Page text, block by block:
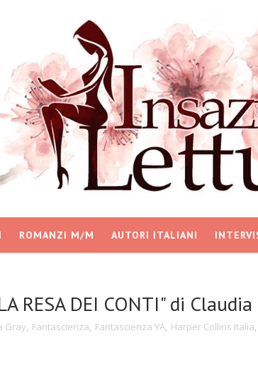
ROMANZI M/M AUTORI ITALIANI
RESA DEI CONTI" di
Gray, Fantascienza, Fantascienza YA, Harper Collins Italia,